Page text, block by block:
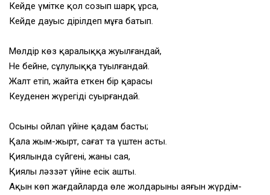
Кейде үмітке қол созып шарқ ұрса,
Кейде дауыс дірілдеп мұңға батып.
Мөлдір көз қаралыққа жуылғандай,
Не бейне, сұлулыққа туылғандай.
Жалт етіп, жайтаң еткен бір қарасы
Кеудеңнен жүрегіңді суырғандай.
Осыны ойлап үйіне қадам басты;
Қала жым-жырт, сағат та үштен асты.
Қиялында сүйгені, жаны сая,
Қиялы ләззәт үйіне есік ашты.
Ақын көп жағдайларда өлең жолдарының аяғын жүрдім-